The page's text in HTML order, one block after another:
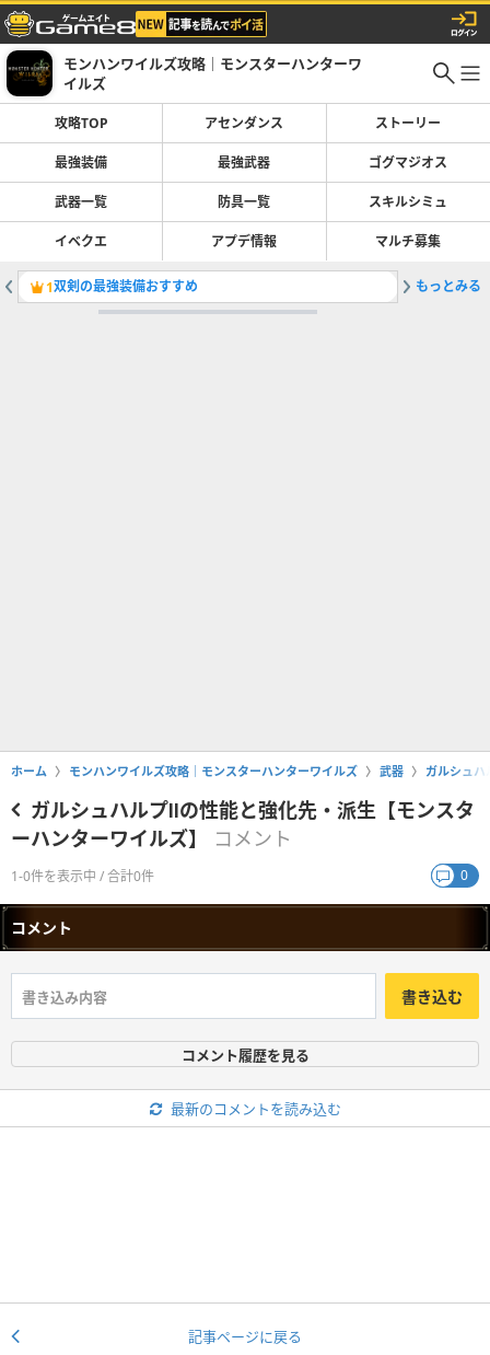
モンハンワイルズ攻略｜モンスターハンターワ
イルズ
攻略TOP アセンダンス ストーリー
最強装備 最強武器 ゴグマジオス
武器一覧 防具一覧 スキルシミュ
イベクエ アプデ情報 マルチ募集
1双剣の最強装備おすすめ 2弓の最
もっとみる
ホーム モンハンワイルズ攻略｜モンスターハンターワイルズ 武器 ガルシュ
ガルシュハルプⅡの性能と強化先・派生【モンスタ
ーハンターワイルズ】
コメント
1-0件を表示中 / 合計0件 0
コメント
書き込む
コメント履歴を見る
最新のコメントを読み込む
記事ページに戻る